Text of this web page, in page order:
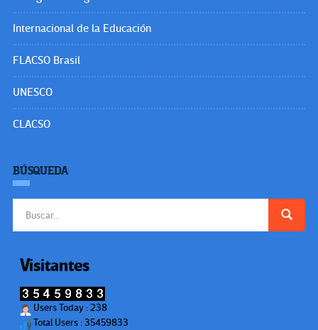
Internacional de la Educación
FLACSO Brasil
UNESCO
CLACSO
BÚSQUEDA
Visitantes
Users Today : 238
Total Users : 35459833